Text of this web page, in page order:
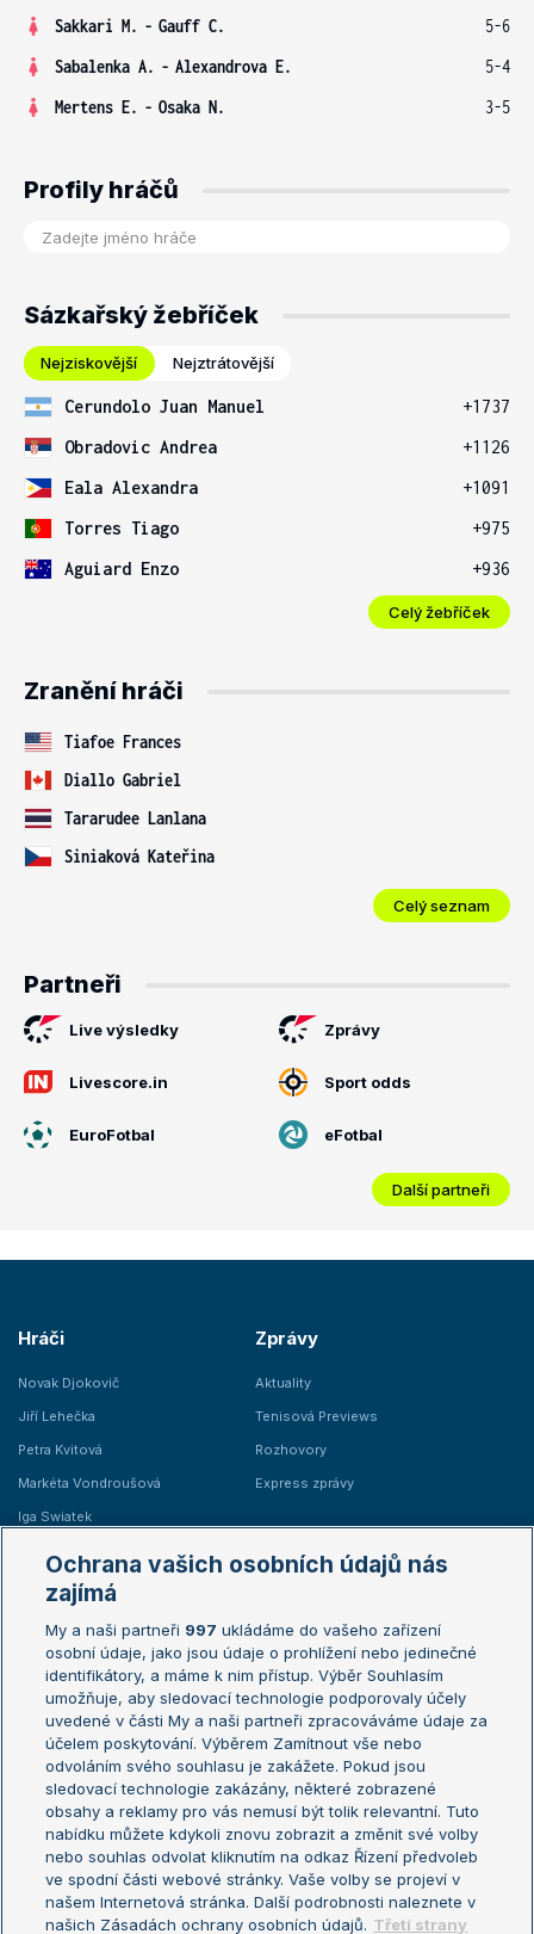
Sakkari M. - Gauff C.
5-6
Sabalenka A. - Alexandrova E.
5-4
Mertens E. - Osaka N. 3-5
Profily hráčů
Sázkařský žebříček
Nejziskovější Nejztrátovější
Cerundolo Juan Manuel
+1737
Obradovic Andrea
+1126
Eala Alexandra
+1091
Torres Tiago
+975
Aguiard Enzo
+936
Celý žebříček
Zranění hráči
Tiafoe Frances
Diallo Gabriel
Tararudee Lanlana
Siniaková Kateřina
Celý seznam
Partneři
Live výsledky Zprávy
Livescore.in Sport odds
EuroFotbal eFotbal
Další partneři
Hráči
Novak Djokovič
Jiří Lehečka
Petra Kvitová
Markéta Vondroušová
Iga Swiatek
Zprávy
Aktuality
Tenisová Previews
Rozhovory
Express zprávy
Žebříčky
Žebříček ATP (muži)
Žebříček WTA (ženy)
Sázkařský žebříček
Australian Open
French Open
Wimbledon
US Open
Turnaj mistrů
Turnaj mistryň
Aktualní trendy
Fotbalové přestupy
Livesport Daily
Ochrana vašich osobních údajů nás
zajímá
My a naši partneři 997 ukládáme do vašeho zařízení
osobní údaje, jako jsou údaje o prohlížení nebo jedinečné
identifikátory, a máme k nim přístup. Výběr Souhlasím
umožňuje, aby sledovací technologie podporovaly účely
uvedené v části My a naši partneři zpracováváme údaje za
účelem poskytování. Výběrem Zamítnout vše nebo
odvoláním svého souhlasu je zakážete. Pokud jsou
sledovací technologie zakázány, některé zobrazené
obsahy a reklamy pro vás nemusí být tolik relevantní. Tuto
nabídku můžete kdykoli znovu zobrazit a změnit své volby
nebo souhlas odvolat kliknutím na odkaz Řízení předvoleb
ve spodní části webové stránky. Vaše volby se projeví v
našem Internetová stránka. Další podrobnosti naleznete v
našich Zásadách ochrany osobních údajů. Třetí strany